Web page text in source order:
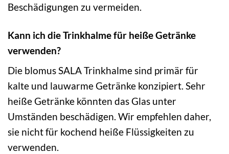
Beschädigungen zu vermeiden.
Kann ich die Trinkhalme für heiße Getränke
verwenden?
Die blomus SALA Trinkhalme sind primär für
kalte und lauwarme Getränke konzipiert. Sehr
heiße Getränke könnten das Glas unter
Umständen beschädigen. Wir empfehlen daher,
sie nicht für kochend heiße Flüssigkeiten zu
verwenden.